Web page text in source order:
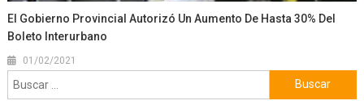
El Gobierno Provincial Autorizó Un Aumento De Hasta 30% Del
Boleto Interurbano
01/02/2021
Buscar: